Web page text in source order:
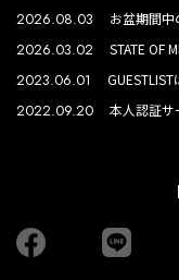
2026.08.03 お盆期間中
2026.03.02 STATE OF
2023.06.01
2022.09.20 本人認証サ
Facebook